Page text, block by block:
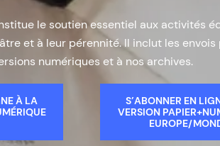
le soutien essentiel aux activités
et à leur pérennité. Il inclut les envois
numériques et à nos archives.
À LA
S’ABONNER EN
VERSION
EUROPE/